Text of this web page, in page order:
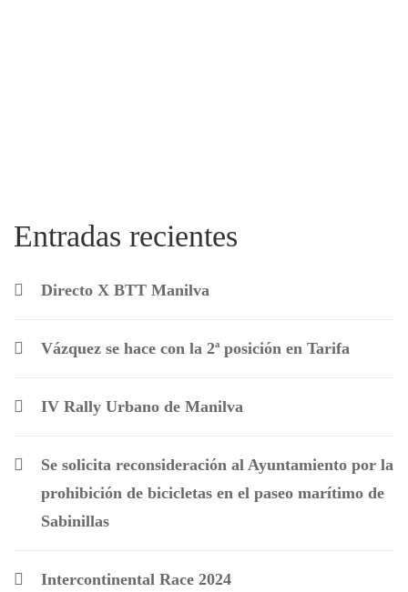
Entradas recientes
Directo X BTT Manilva
Vázquez se hace con la 2ª posición en Tarifa
IV Rally Urbano de Manilva
Se solicita reconsideración al Ayuntamiento por la
prohibición de bicicletas en el paseo marítimo de
Sabinillas
Intercontinental Race 2024